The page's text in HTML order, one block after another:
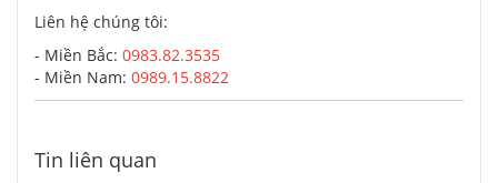
Liên hệ chúng tôi:
- Miền Bắc: 0983.82.3535
- Miền Nam: 0989.15.8822
Tin liên quan